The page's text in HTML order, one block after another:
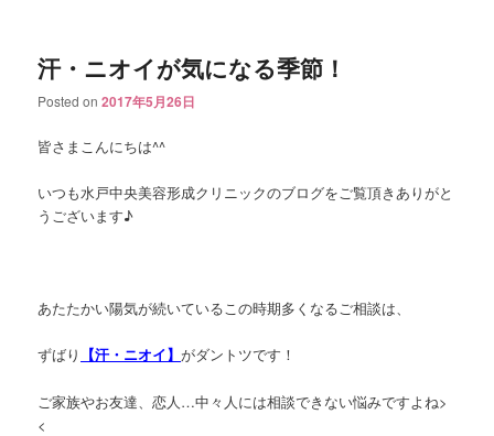
汗・ニオイが気になる季節！
Posted on2017年5月26日
皆さまこんにちは^^
いつも水戸中央美容形成クリニックのブログをご覧頂きありがと
うございます♪
あたたかい陽気が続いているこの時期多くなるご相談は、
ずばり 【汗・ニオイ】がダントツです！
ご家族やお友達、恋人…中々人には相談できない悩みですよね>
<